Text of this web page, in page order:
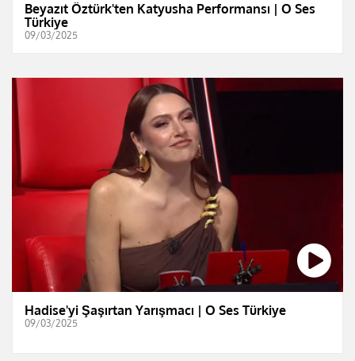
Beyazıt Öztürk'ten Katyusha Performansı | O Ses
Türkiye
09/03/2025
Hadise'yi Şaşırtan Yarışmacı | O Ses Türkiye
09/03/2025